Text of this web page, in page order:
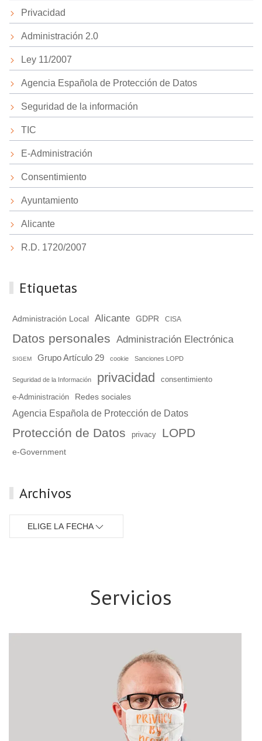
Privacidad
Administración 2.0
Ley 11/2007
Agencia Española de Protección de Datos
Seguridad de la información
TIC
E-Administración
Consentimiento
Ayuntamiento
Alicante
R.D. 1720/2007
Etiquetas
Administración Local Alicante GDPR CISA
Datos personales Administración Electrónica
SIGEM Grupo Artículo 29 cookie Sanciones LOPD
Seguridad de la Información privacidad
consentimiento
e-Administración
Redes sociales
Agencia Española de Protección de Datos
Protección de Datos privacy LOPD
e-Government
Archivos
ELIGE LA FECHA
Servicios